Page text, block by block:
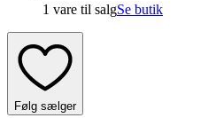
1 vare til salgSe butik
Følg sælger